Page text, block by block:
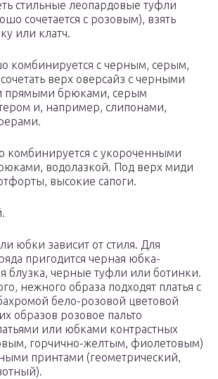
стильные леопардовые туфли
сочетается с розовым), взять
или клатч.
комбинируется с черным, серым,
верх оверсайз с черными
прямыми брюками, серым
и, например, слипонами,
комбинируется с укороченными
водолазкой. Под верх миди
высокие сапоги.
юбки зависит от стиля. Для
пригодится черная юбка-
блузка, черные туфли или ботинки.
нежного образа подходят платья с
бело-розовой цветовой
образов розовое пальто
или юбками контрастных
горчично-желтым, фиолетовым)
принтами (геометрический,